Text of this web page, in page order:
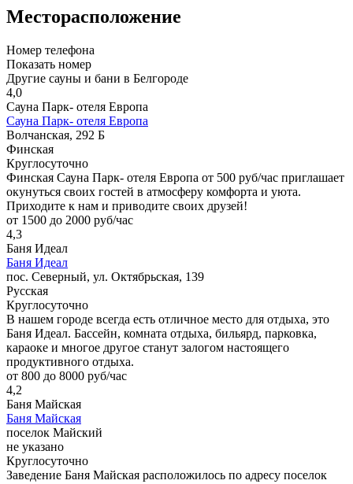
Месторасположение
Номер телефона
Показать номер
Другие сауны и бани в Белгороде
4,0
Сауна Парк- отеля Европа
Сауна Парк- отеля Европа
Волчанская, 292 Б
Финская
Круглосуточно
Финская Сауна Парк- отеля Европа от 500 руб/час приглашает
окунуться своих гостей в атмосферу комфорта и уюта.
Приходите к нам и приводите своих друзей!
от 1500 до 2000 руб/час
4,3
Баня Идеал
Баня Идеал
пос. Северный, ул. Октябрьская, 139
Русская
Круглосуточно
В нашем городе всегда есть отличное место для отдыха, это
Баня Идеал. Бассейн, комната отдыха, бильярд, парковка,
караоке и многое другое станут залогом настоящего
продуктивного отдыха.
от 800 до 8000 руб/час
4,2
Баня Майская
Баня Майская
поселок Майский
не указано
Круглосуточно
Заведение Баня Майская расположилось по адресу поселок